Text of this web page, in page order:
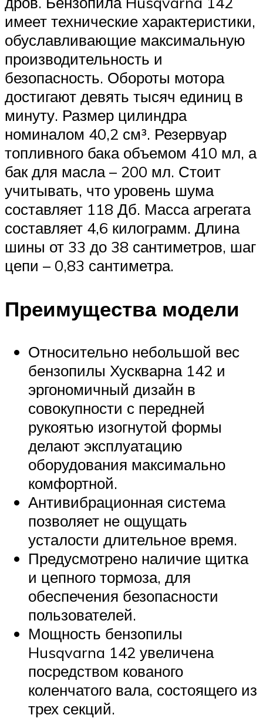
имеет технические характеристики,
обуславливающие максимальную
производительность и
безопасность. Обороты мотора
достигают девять тысяч единиц в
минуту. Размер цилиндра
номиналом 40,2 см³. Резервуар
топливного бака объемом 410 мл, а
бак для масла – 200 мл. Стоит
учитывать, что уровень шума
составляет 118 Дб. Масса агрегата
составляет 4,6 килограмм. Длина
шины от 33 до 38 сантиметров, шаг
цепи – 0,83 сантиметра.
Преимущества модели
Относительно небольшой вес
бензопилы Хускварна 142 и
эргономичный дизайн в
совокупности с передней
рукоятью изогнутой формы
делают эксплуатацию
оборудования максимально
комфортной.
Антивибрационная система
позволяет не ощущать
усталости длительное время.
Предусмотрено наличие щитка
и цепного тормоза, для
обеспечения безопасности
пользователей.
Мощность бензопилы
Husqvarna 142 увеличена
посредством кованого
коленчатого вала, состоящего из
трех секций.